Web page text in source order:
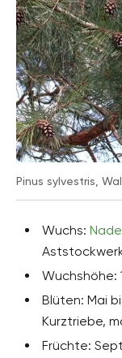
Pinus sylvestris,
Wuchs:
Wuchshöhe:
Blüten: Mai
Kurztriebe,
Früchte: